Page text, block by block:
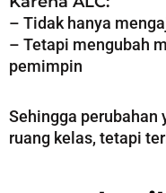
– Tidak hanya
– Tetapi mengubah
pemimpin
Sehingga perubahan
ruang kelas, tetapi